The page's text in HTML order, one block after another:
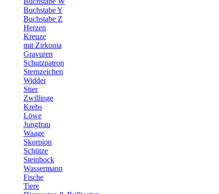
Buchstabe Y
Buchstabe Z
Herzen
Kreuze
mit Zirkonia
Gravuren
Schutzpatron
Sternzeichen
Widder
Stier
Zwillinge
Krebs
Löwe
Jungfrau
Waage
Skorpion
Schütze
Steinbock
Wassermann
Fische
Tiere